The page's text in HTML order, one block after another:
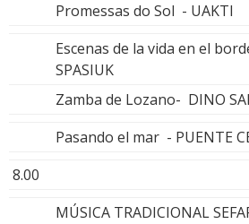
Promessas do Sol - UAKTI
Escenas de la vida en el
SPASIUK
Zamba de Lozano- DINO
Pasando el mar - PUENTE
8.00
MÚSICA TRADICIONAL